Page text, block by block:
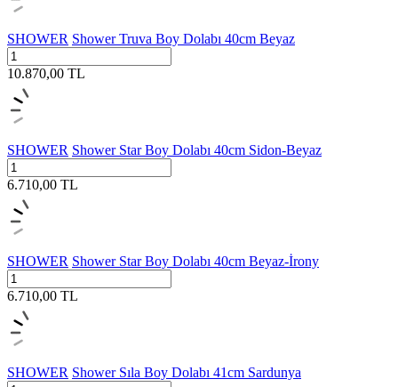
SHOWER Shower Truva Boy Dolabı 40cm Beyaz
10.870,00 TL
SHOWER Shower Star Boy Dolabı 40cm Sidon-Beyaz
6.710,00 TL
SHOWER Shower Star Boy Dolabı 40cm Beyaz-İrony
6.710,00 TL
SHOWER Shower Sıla Boy Dolabı 41cm Sardunya